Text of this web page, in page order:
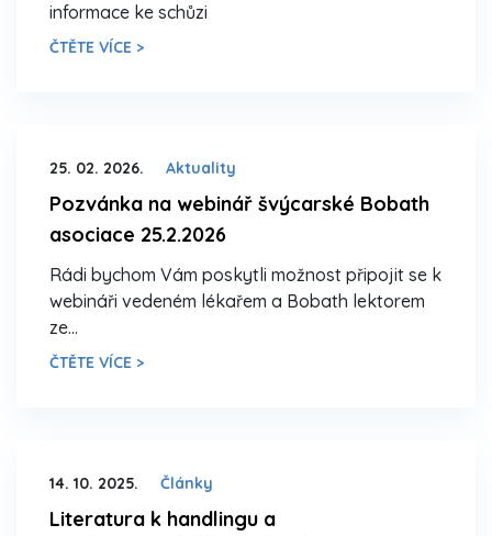
informace ke schůzi
ČTĚTE VÍCE >
25. 02. 2026. Aktuality
Pozvánka na webinář švýcarské Bobath
asociace 25.2.2026
Rádi bychom Vám poskytli možnost připojit se k
webináři vedeném lékařem a Bobath lektorem
ze…
ČTĚTE VÍCE >
14. 10. 2025. Články
Literatura k handlingu a